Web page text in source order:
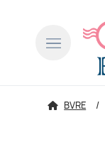
BVRE